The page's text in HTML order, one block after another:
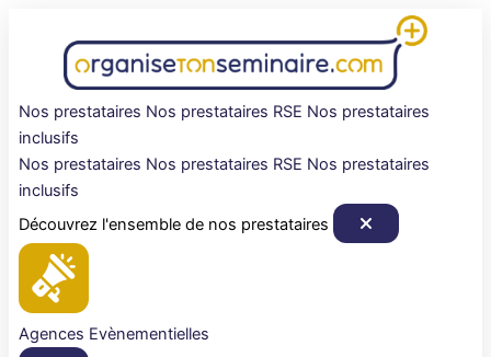
Nos prestataires Nos prestataires RSE Nos prestataires
inclusifs
Nos prestataires Nos prestataires RSE Nos prestataires
inclusifs
Découvrez l'ensemble de nos prestataires
Agences Evènementielles